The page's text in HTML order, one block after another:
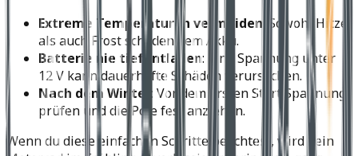
Extreme Temperaturen vermeiden : Sowohl Hitze
als auch Frost schaden dem Akku.
Batterie nie tiefentladen: Eine Spannung unter
12 V kann dauerhafte Schäden verursachen.
Nach dem Winter : Vor dem ersten Start Spannung
prüfen und die Pole fest anziehen.
Wenn du diese einfachen Schritte beachtest, wird dein